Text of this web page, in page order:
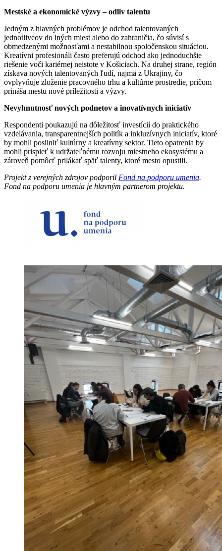
Mestské a ekonomické výzvy – odliv talentu
Jedným z hlavných problémov je odchod talentovaných
jednotlivcov do iných miest alebo do zahraničia, čo súvisí s
obmedzenými možnosťami a nestabilnou spoločenskou situáciou.
Kreatívni profesionáli často preferujú odchod ako jednoduchšie
riešenie voči kariérnej neistote v Košiciach. Na druhej strane, región
získava nových talentovaných ľudí, najmä z Ukrajiny, čo
ovplyvňuje zloženie pracovného trhu a kultúrne prostredie, pričom
prináša mestu nové príležitosti a výzvy.
Nevyhnutnosť nových podnetov a inovatívnych iniciatív
Respondenti poukazujú na dôležitosť investícií do praktického
vzdelávania, transparentnejších politík a inkluzívnych iniciatív, ktoré
by mohli posilniť kultúrny a kreatívny sektor. Tieto opatrenia by
mohli prispieť k udržateľnému rozvoju miestneho ekosystému a
zároveň pomôcť prilákať späť talenty, ktoré mesto opustili.
Projekt z verejných zdrojov podporil Fond na podporu umenia.
Fond na podporu umenia je hlavným partnerom projektu.